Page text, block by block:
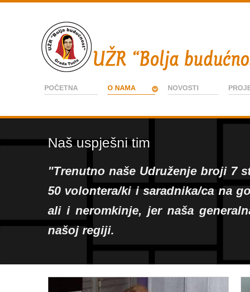
POČETNA O NAMA NOVOSTI
Naš uspješni tim
"Trenutno naše Udruženje broji 7
50 volontera/ki i saradnika/ca na
ali i neromkinje, jer naša
našoj regiji.